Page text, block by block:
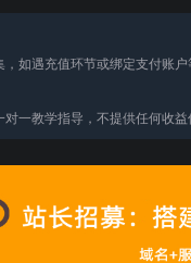
如遇充值环节或绑定支付账
一教学指导，不提供任何收